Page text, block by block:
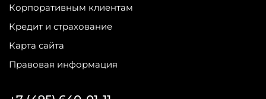
Корпоративным клиентам
Кредит и страхование
Карта сайта
Правовая информация